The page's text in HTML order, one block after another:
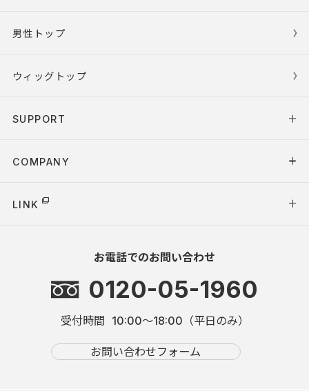
男性トップ
ウィッグトップ
SUPPORT
COMPANY
LINK
お電話でのお問い合わせ
0120-05-1960
受付時間 10:00～18:00（平日のみ）
お問い合わせフォーム